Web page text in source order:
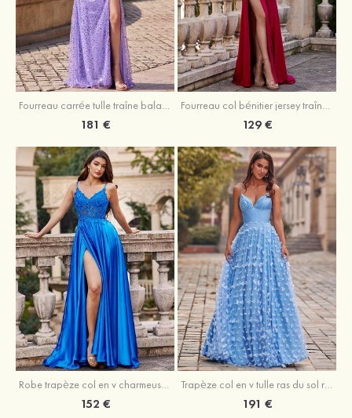
Fourreau carrée tulle traîne balayage robe de bal
181 €
Fourreau col bénitier jersey traîne balayage robe de bal
129 €
Robe trapèze col en v charmeuse traîne balayage robe de bal
152 €
Trapèze col en v tulle ras du sol robe de bal avec papillon
191 €